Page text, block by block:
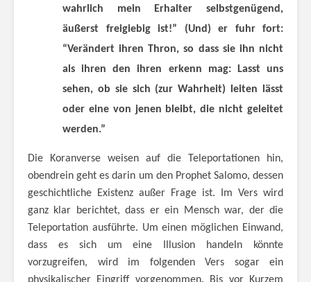
wahrlich mein Erhalter selbstgenügend,
äußerst freigiebig ist!” (Und) er fuhr fort:
“Verändert ihren Thron, so dass sie ihn nicht
als ihren den ihren erkenn mag: Lasst uns
sehen, ob sie sich (zur Wahrheit) leiten lässt
oder eine von jenen bleibt, die nicht geleitet
werden.”
Die Koranverse weisen auf die Teleportationen hin,
obendrein geht es darin um den Prophet Salomo, dessen
geschichtliche Existenz außer Frage ist. Im Vers wird
ganz klar berichtet, dass er ein Mensch war, der die
Teleportation ausführte. Um einen möglichen Einwand,
dass es sich um eine Illusion handeln könnte
vorzugreifen, wird im folgenden Vers sogar ein